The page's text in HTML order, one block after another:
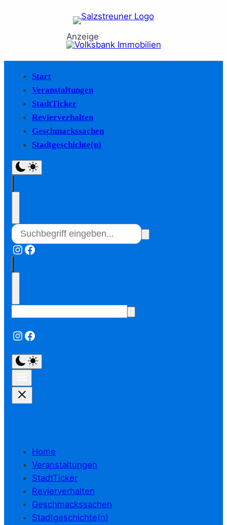
Anzeige
Start
Veranstaltungen
StadtTicker
Revierverhalten
Geschmackssachen
Stadtgeschichte(n)
Instagram
Facebook
Instagram
Facebook
Home
Veranstaltungen
StadtTicker
Revierverhalten
Geschmackssachen
Stadtgeschichte(n)